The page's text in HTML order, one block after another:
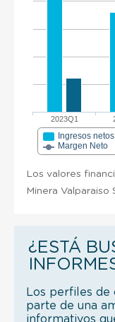
2023Q1
Ingresos
Margen Neto
Los valores
Minera Valparaiso
¿ESTÁ
Los perfiles de
parte de una
informativos